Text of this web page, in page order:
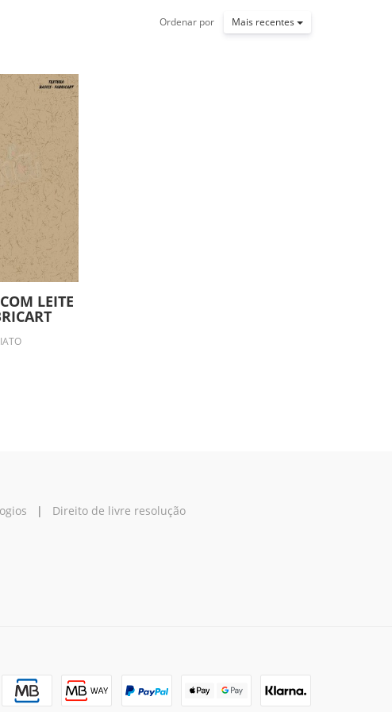
Ordenar por Mais recentes
LEITE
| Direito de livre resolução